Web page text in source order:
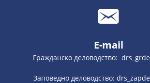
E-mail
Гражданско деловодство:
Заповедно деловодство: